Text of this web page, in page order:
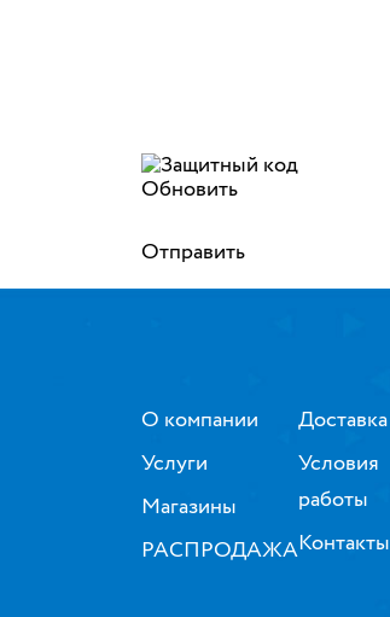
Обновить
Отправить
О компании
Услуги
Магазины
РАСПРОДАЖА
Доставка
Условия
работы
Контакты